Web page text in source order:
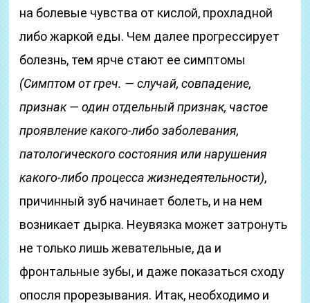
на болевые чувства от кислой, прохладной
либо жаркой еды. Чем далее прогрессирует
болезнь, тем ярче стают ее симптомы
(Симптом от греч. — случай, совпадение,
признак — один отдельный признак, частое
проявление какого-либо заболевания,
патологического состояния или нарушения
какого-либо процесса жизнедеятельности),
причинный зуб начинает болеть, и на нем
возникает дырка. Неувязка может затронуть
не только лишь жевательные, да и
фронтальные зубы, и даже показаться сходу
опосля прорезывания. Итак, необходимо и